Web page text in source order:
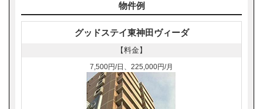
物件例
グッドステイ東神田ヴィーダ
【料金】
7,500円/日、225,000円/月